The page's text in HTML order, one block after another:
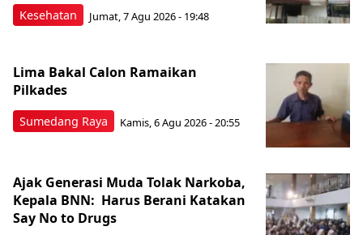
Kesehatan Jumat, 7 Agu 2026 - 19:48
Sumedang Raya
Lima Bakal Calon Ramaikan
Pilkades
Kamis, 6 Agu 2026 - 20:55
Ajak Generasi Muda Tolak Narkoba,
Kepala BNN: Harus Berani Katakan
Say No to Drugs